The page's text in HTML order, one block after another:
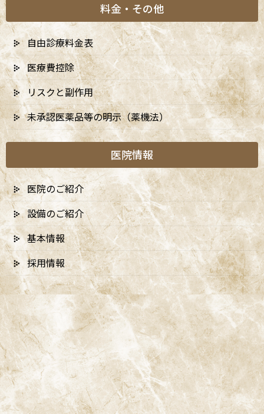
● ▲ ●
★…ご予約状況により診療を行わせて頂きます。
※休診日：火曜（9月より月2回）・日曜・祝日
▲…2025年9月より第2火曜日、第4火曜日は診療日となりま
す。
料金・その他
自由診療料金表
医療費控除
リスクと副作用
未承認医薬品等の明示（薬機法）
医院情報
医院のご紹介
設備のご紹介
基本情報
採用情報